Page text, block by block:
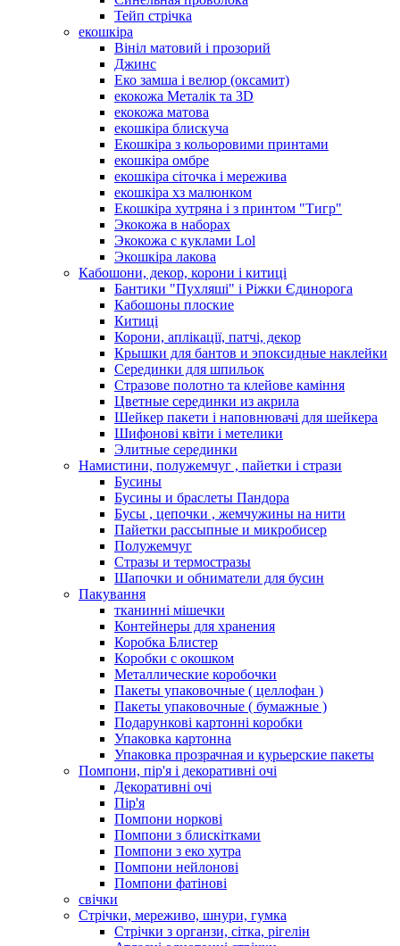
Тейп стрічка
екошкіра
Вініл матовий і прозорий
Джинс
Еко замша і велюр (оксамит)
екокожа Металік та 3D
екокожа матова
екошкіра блискуча
Екошкіра з кольоровими принтами
екошкіра омбре
екошкіра сіточка і мережива
екошкіра хз малюнком
Екошкіра хутряна і з принтом "Тигр"
Экокожа в наборах
Экокожа с куклами Lol
Экошкiра лакова
Кабошони, декор, корони і китиці
Бантики "Пухляші" і Ріжки Єдинорога
Кабошоны плоские
Китиці
Корони, аплікації, патчі, декор
Крышки для бантов и эпоксидные наклейки
Серединки для шпильок
Стразове полотно та клейове каміння
Цветные серединки из акрила
Шейкер пакети і наповнювачі для шейкера
Шифонові квіти і метелики
Элитные серединки
Намистини, полужемчуг , пайетки і стрази
Бусины
Бусины и браслеты Пандора
Бусы , цепочки , жемчужины на нити
Пайетки рассыпные и микробисер
Полужемчуг
Стразы и термостразы
Шапочки и обниматели для бусин
Пакування
тканинні мішечки
Контейнеры для хранения
Коробка Блистер
Коробки с окошком
Металлические коробочки
Пакеты упаковочные ( целлофан )
Пакеты упаковочные ( бумажные )
Подарункові картонні коробки
Упаковка картонна
Упаковка прозрачная и курьерские пакеты
Помпони, пір'я і декоративні очі
Декоративні очі
Пір'я
Помпони норкові
Помпони з блискітками
Помпони з еко хутра
Помпони нейлонові
Помпони фатінові
свічки
Стрічки, мереживо, шнури, гумка
Стрічки з органзи, сітка, рігелін